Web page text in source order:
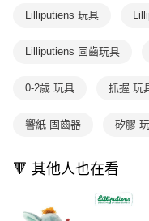
【注意事項】
用戶於交易時，得透過本服
資料（包含姓名、電話或地
3.完整用戶服務條款，請詳閱
３．收到繳費通知簡訊後14
購買商品的店家。未經商家
※ 交易是否成功請以「
易，需依本服務之必要範圍內
２．關於個人資料處理事宜，
https://aftee.tw/terms/#terms3
每筆NT$70，滿NT$800(
離島宅配（澎湖、金門、
Lilliputiens 玩具
Lilliputiens 固齒玩具
0-2歲 玩具 抓握 玩
響紙 固齒器 矽膠
🔻 其他人也在看